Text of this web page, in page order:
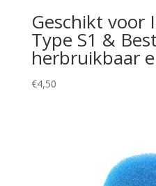
Geschikt voor
Type S1 &
herbruikbaar
€4,50